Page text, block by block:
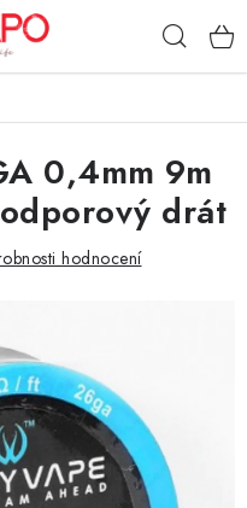
0,4mm 9m
drát
hodnocení